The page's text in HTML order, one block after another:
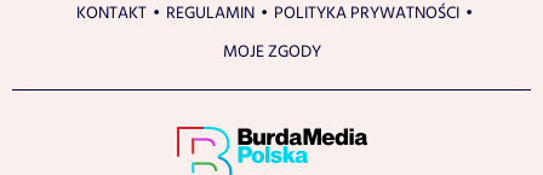
KONTAKT REGULAMIN
POLITYKA PRYWATNOŚCI
MOJE ZGODY